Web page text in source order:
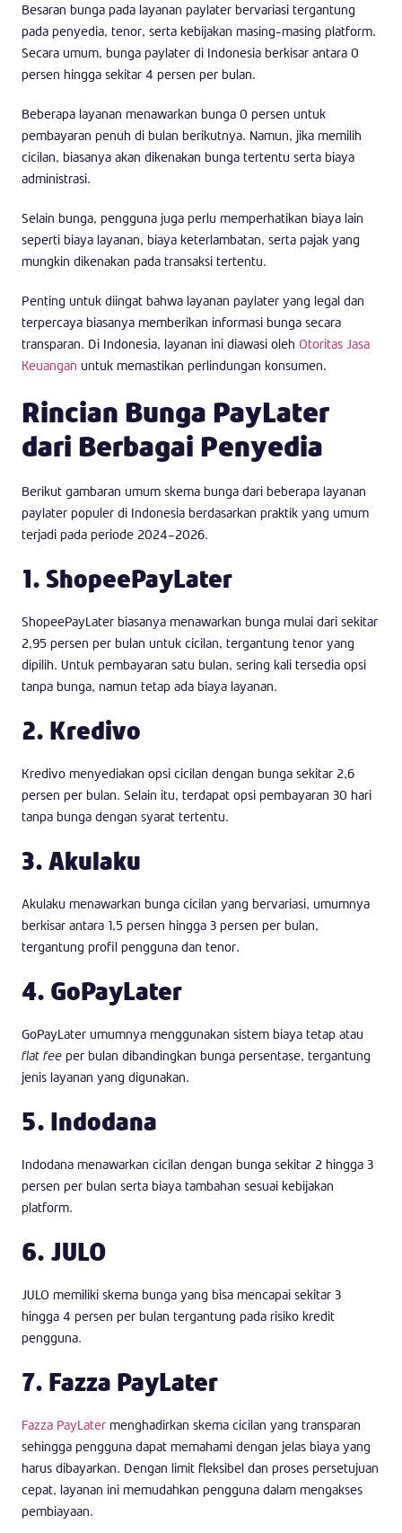
Besaran bunga pada layanan paylater bervariasi tergantung
pada penyedia, tenor, serta kebijakan masing-masing platform.
Secara umum, bunga paylater di Indonesia berkisar antara 0
persen hingga sekitar 4 persen per bulan.
Beberapa layanan menawarkan bunga 0 persen untuk
pembayaran penuh di bulan berikutnya. Namun, jika memilih
cicilan, biasanya akan dikenakan bunga tertentu serta biaya
administrasi.
Selain bunga, pengguna juga perlu memperhatikan biaya lain
seperti biaya layanan, biaya keterlambatan, serta pajak yang
mungkin dikenakan pada transaksi tertentu.
Penting untuk diingat bahwa layanan paylater yang legal dan
terpercaya biasanya memberikan informasi bunga secara
transparan. Di Indonesia, layanan ini diawasi oleh Otoritas Jasa
Keuangan untuk memastikan perlindungan konsumen.
Rincian Bunga PayLater
dari Berbagai Penyedia
Berikut gambaran umum skema bunga dari beberapa layanan
paylater populer di Indonesia berdasarkan praktik yang umum
terjadi pada periode 2024–2026.
1. ShopeePayLater
ShopeePayLater biasanya menawarkan bunga mulai dari sekitar
2,95 persen per bulan untuk cicilan, tergantung tenor yang
dipilih. Untuk pembayaran satu bulan, sering kali tersedia opsi
tanpa bunga, namun tetap ada biaya layanan.
2. Kredivo
Kredivo menyediakan opsi cicilan dengan bunga sekitar 2,6
persen per bulan. Selain itu, terdapat opsi pembayaran 30 hari
tanpa bunga dengan syarat tertentu.
3. Akulaku
Akulaku menawarkan bunga cicilan yang bervariasi, umumnya
berkisar antara 1,5 persen hingga 3 persen per bulan,
tergantung profil pengguna dan tenor.
4. GoPayLater
GoPayLater umumnya menggunakan sistem biaya tetap atau
flat fee per bulan dibandingkan bunga persentase, tergantung
jenis layanan yang digunakan.
5. Indodana
Indodana menawarkan cicilan dengan bunga sekitar 2 hingga 3
persen per bulan serta biaya tambahan sesuai kebijakan
platform.
6. JULO
JULO memiliki skema bunga yang bisa mencapai sekitar 3
hingga 4 persen per bulan tergantung pada risiko kredit
pengguna.
7. Fazza PayLater
Fazza PayLater menghadirkan skema cicilan yang transparan
sehingga pengguna dapat memahami dengan jelas biaya yang
harus dibayarkan. Dengan limit fleksibel dan proses persetujuan
cepat, layanan ini memudahkan pengguna dalam mengakses
pembiayaan.